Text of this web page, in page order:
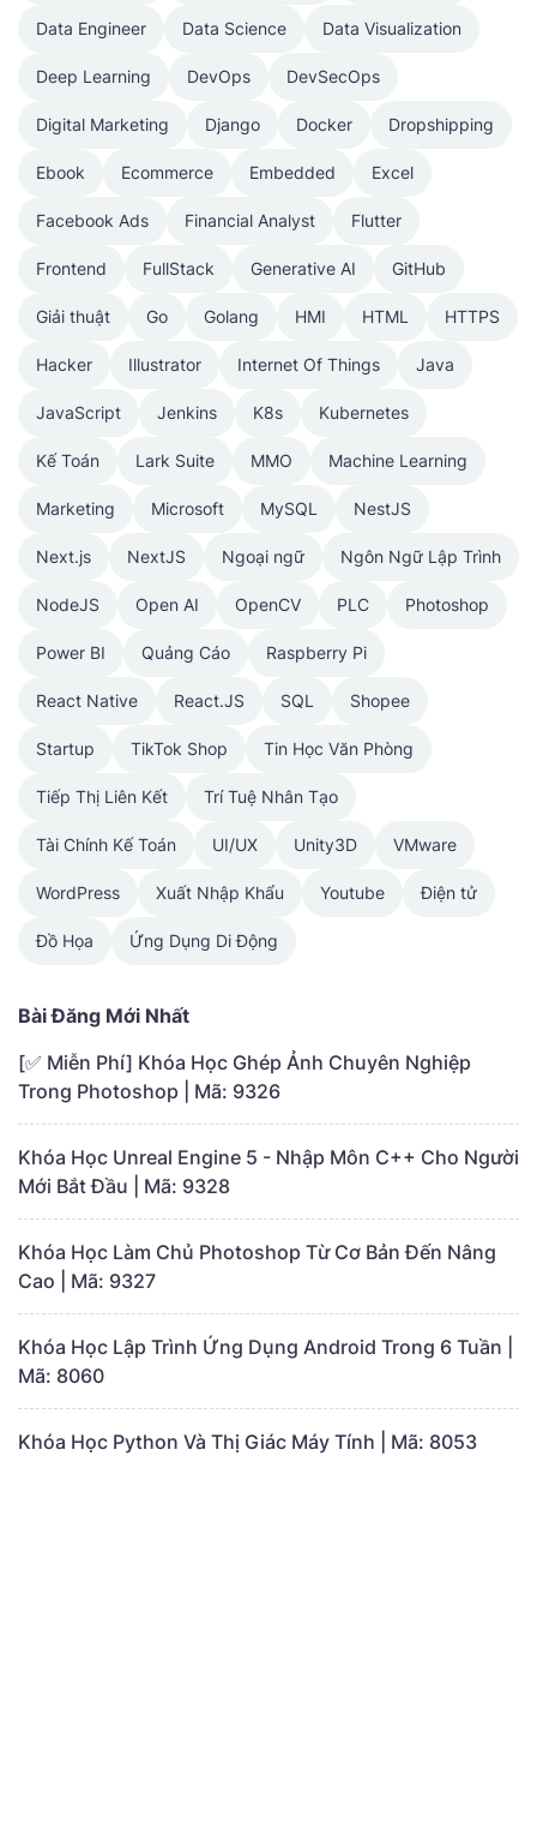
Data Engineer Data Science Data Visualization
Deep Learning DevOps DevSecOps
Digital Marketing Django Docker Dropshipping
Ebook Ecommerce Embedded Excel
Facebook Ads Financial Analyst Flutter
Frontend FullStack Generative AI GitHub
Giải thuật Go Golang HMI HTML HTTPS
Hacker Illustrator Internet Of Things Java
JavaScript Jenkins K8s Kubernetes
Kế Toán Lark Suite MMO Machine Learning
Marketing Microsoft MySQL NestJS
Next.js NextJS Ngoại ngữ Ngôn Ngữ Lập Trình
NodeJS Open AI OpenCV PLC Photoshop
Power BI Quảng Cáo Raspberry Pi
React Native React.JS SQL Shopee
Startup TikTok Shop Tin Học Văn Phòng
Tiếp Thị Liên Kết Trí Tuệ Nhân Tạo
Tài Chính Kế Toán UI/UX Unity3D VMware
WordPress Xuất Nhập Khẩu Youtube Điện tử
Đồ Họa Ứng Dụng Di Động
Bài Đăng Mới Nhất
[✅ Miễn Phí] Khóa Học Ghép Ảnh Chuyên Nghiệp
Trong Photoshop | Mã: 9326
Khóa Học Unreal Engine 5 - Nhập Môn C++ Cho Người
Mới Bắt Đầu | Mã: 9328
Khóa Học Làm Chủ Photoshop Từ Cơ Bản Đến Nâng
Cao | Mã: 9327
Khóa Học Lập Trình Ứng Dụng Android Trong 6 Tuần |
Mã: 8060
Khóa Học Python Và Thị Giác Máy Tính | Mã: 8053